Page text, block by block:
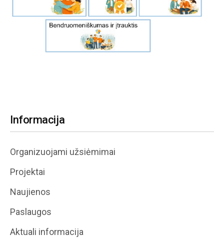
Informacija
Organizuojami užsiėmimai
Projektai
Naujienos
Paslaugos
Aktuali informacija